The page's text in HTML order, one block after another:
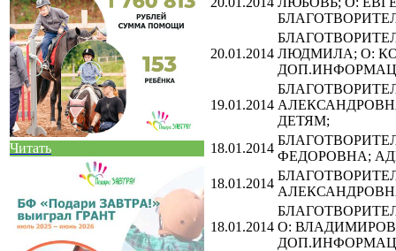
Читать
20.01.2014 ЛЮДМИЛА; О:
19.01.2014
ДЕТЯМ;
18.01.2014
ФЕДОРОВНА;
18.01.2014
18.01.2014 О: